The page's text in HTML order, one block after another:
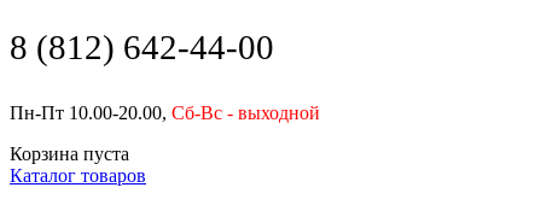
8 (812) 642-44-00
Пн-Пт 10.00-20.00, Сб-Вс - выходной
Корзина пуста
Каталог товаров